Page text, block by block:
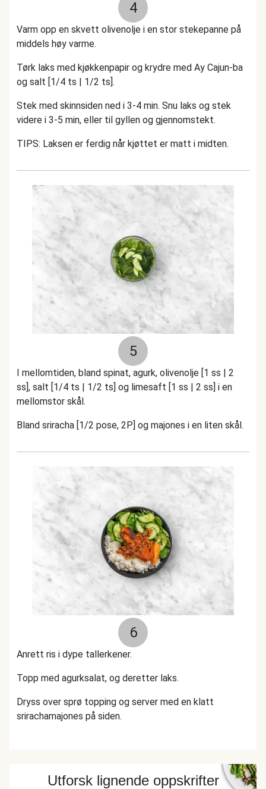
4
Varm opp en skvett olivenolje i en stor stekepanne på
middels høy varme.
Tørk laks med kjøkkenpapir og krydre med Ay Cajun-ba
og salt [1/4 ts | 1/2 ts].
Stek med skinnsiden ned i 3-4 min. Snu laks og stek
videre i 3-5 min, eller til gyllen og gjennomstekt.
TIPS: Laksen er ferdig når kjøttet er matt i midten.
5
I mellomtiden, bland spinat, agurk, olivenolje [1 ss | 2
ss], salt [1/4 ts | 1/2 ts] og limesaft [1 ss | 2 ss] i en
mellomstor skål.
Bland sriracha [1/2 pose, 2P] og majones i en liten skål.
6
Anrett ris i dype tallerkener.
Topp med agurksalat, og deretter laks.
Dryss over sprø topping og server med en klatt
srirachamajones på siden.
Utforsk lignende oppskrifter